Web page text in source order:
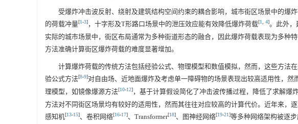
受爆炸冲击波反射、绕射及建筑结构空间约束的耦合影响，城市街区场景中的爆
的荷载冲量[1-3]，十字形及T形路口场景中的泄压效应能有效降低爆炸荷载[1 4]。此外，
实际的城市场景中，街区布局通常为多种街道形态的融合，因此爆炸荷载表现为多种
方法准确计算街区爆炸荷载的难度显著增加。
计算爆炸荷载的传统方法包括经验公式、物理模型和数值模拟，然而，这些方法
验公式方法[8-9]对自由场、近地面爆炸及考虑单一障碍物的场景表现出较高适用性，
理模型，如镜像爆源方法[10-12]，基于计算假设简化了冲击波传播过程，降低了求解爆
方法对不同街区场景均有较好的适用性，然而其往往对应较高的计算代价。近年来，
感知机[13-15]、卷积网络[16-17]、Transformer[18]、图神经网络[19-21]等多种网络架构被逐